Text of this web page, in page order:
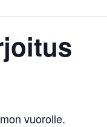
vuorolle.